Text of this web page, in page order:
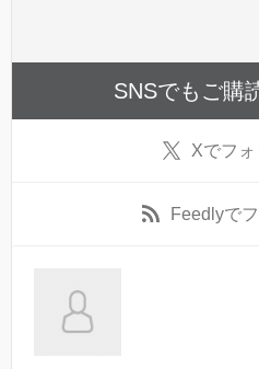
SNSでもご購
Xでフ
Feedlyで